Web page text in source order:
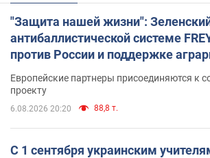
"Защита нашей жизни":
антибаллистической системе
против России и поддержке
Европейские партнеры присоединяются к
проекту
6.08.2026 20:20 88,8 т.
С 1 сентября украинским